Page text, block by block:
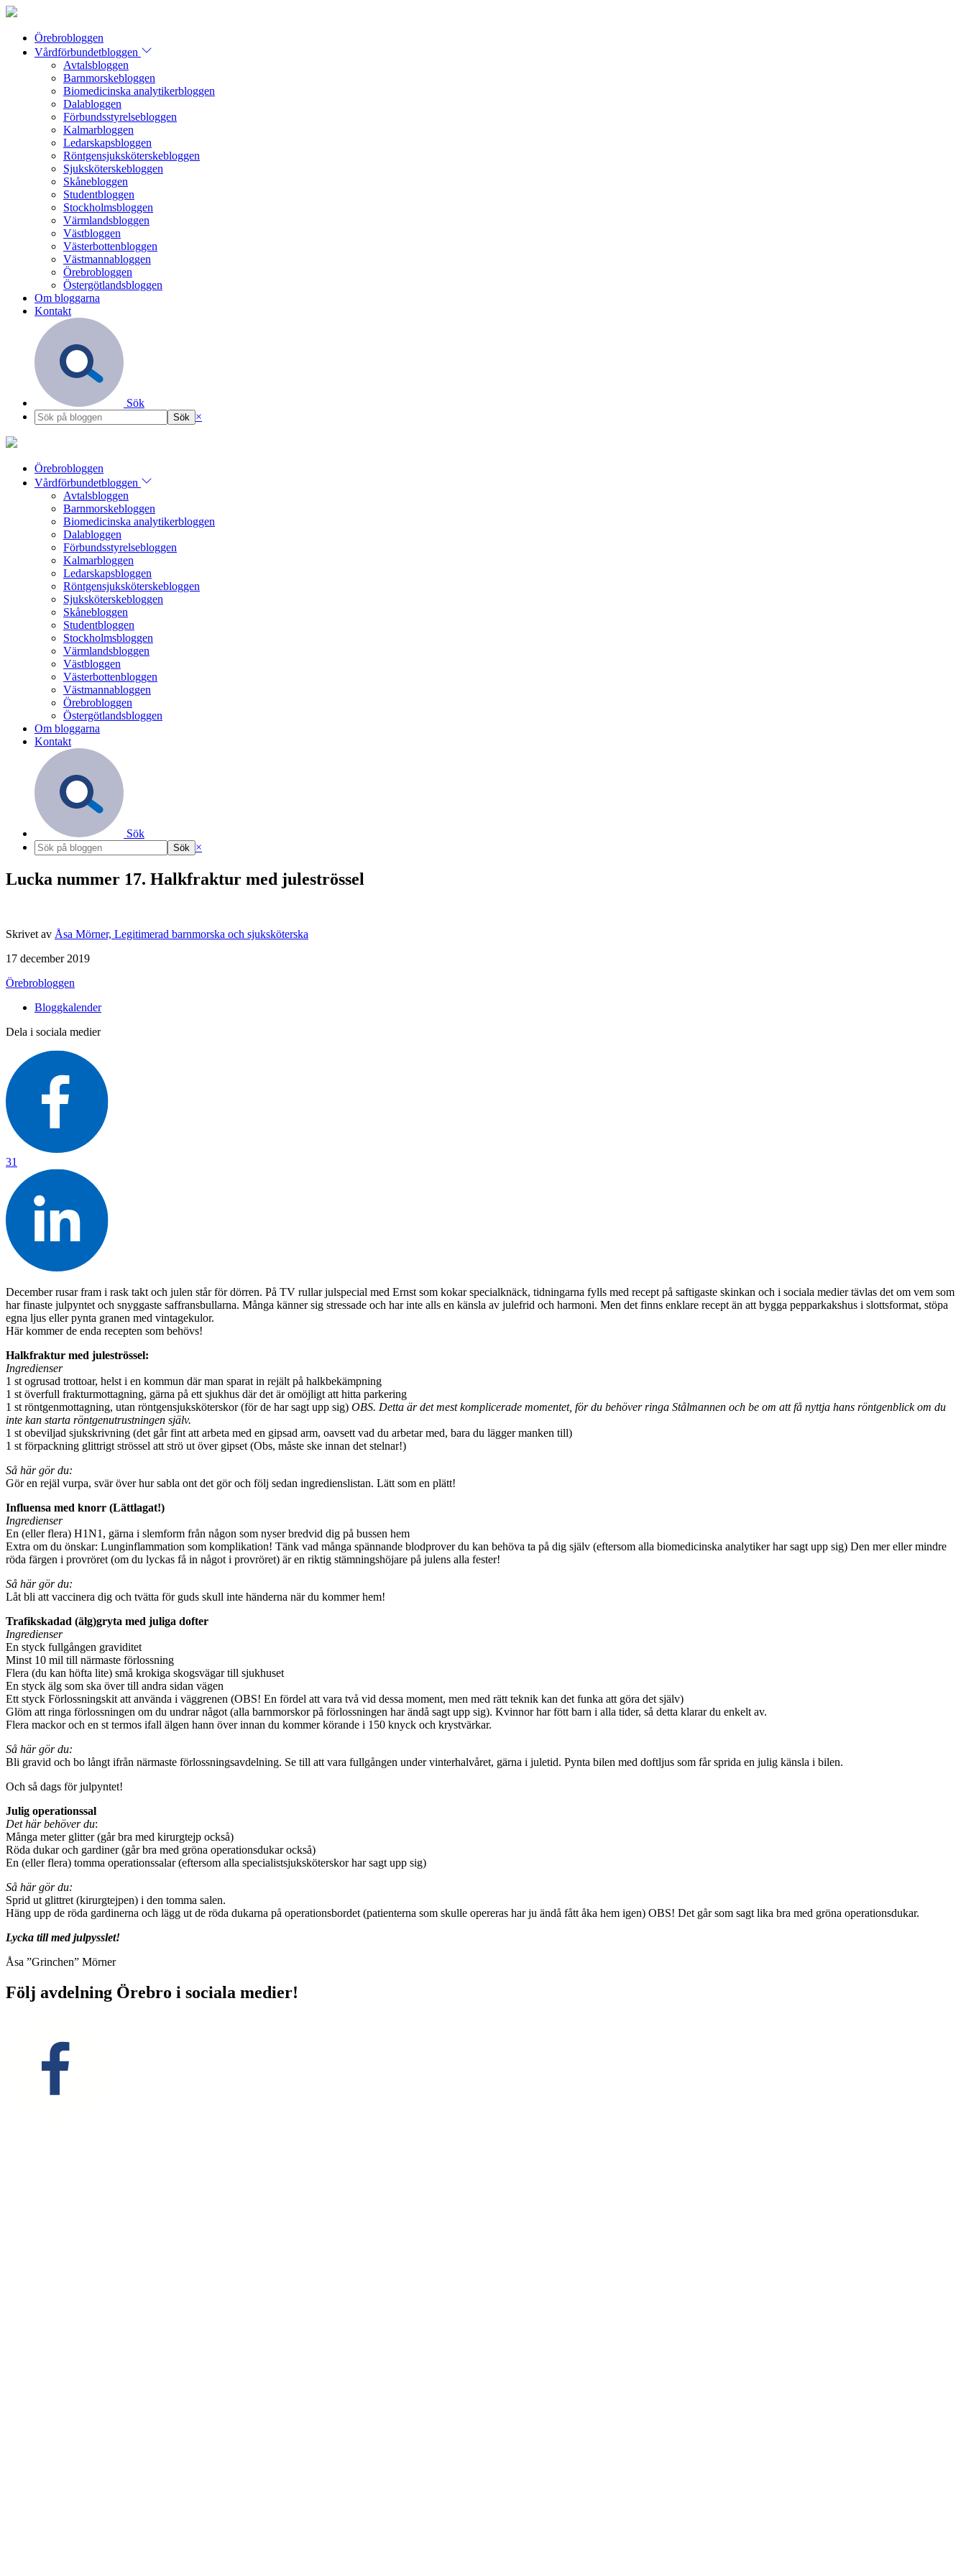
Örebrobloggen
Vårdförbundetbloggen
Avtalsbloggen
Barnmorskebloggen
Biomedicinska analytikerbloggen
Dalabloggen
Förbundsstyrelsebloggen
Kalmarbloggen
Ledarskapsbloggen
Röntgensjuksköterskebloggen
Sjuksköterskebloggen
Skånebloggen
Studentbloggen
Stockholmsbloggen
Värmlandsbloggen
Västbloggen
Västerbottenbloggen
Västmannabloggen
Örebrobloggen
Östergötlandsbloggen
Om bloggarna
Kontakt
Sök
×
Örebrobloggen
Vårdförbundetbloggen
Avtalsbloggen
Barnmorskebloggen
Biomedicinska analytikerbloggen
Dalabloggen
Förbundsstyrelsebloggen
Kalmarbloggen
Ledarskapsbloggen
Röntgensjuksköterskebloggen
Sjuksköterskebloggen
Skånebloggen
Studentbloggen
Stockholmsbloggen
Värmlandsbloggen
Västbloggen
Västerbottenbloggen
Västmannabloggen
Örebrobloggen
Östergötlandsbloggen
Om bloggarna
Kontakt
Sök
×
Lucka nummer 17. Halkfraktur med juleströssel
Skrivet av Åsa Mörner, Legitimerad barnmorska och sjuksköterska
17 december 2019
Örebrobloggen
Bloggkalender
Dela i sociala medier
31
December rusar fram i rask takt och julen står för dörren. På TV rullar julspecial med Ernst som kokar specialknäck, tidningarna fylls med recept på saftigaste skinkan och i sociala medier tävlas det om vem som
har finaste julpyntet och snyggaste saffransbullarna. Många känner sig stressade och har inte alls en känsla av julefrid och harmoni. Men det finns enklare recept än att bygga pepparkakshus i slottsformat, stöpa
egna ljus eller pynta granen med vintagekulor.
Här kommer de enda recepten som behövs!
Halkfraktur med juleströssel:
Ingredienser
1 st ogrusad trottoar, helst i en kommun där man sparat in rejält på halkbekämpning
1 st överfull frakturmottagning, gärna på ett sjukhus där det är omöjligt att hitta parkering
1 st röntgenmottagning, utan röntgensjuksköterskor (för de har sagt upp sig) OBS. Detta är det mest komplicerade momentet, för du behöver ringa Stålmannen och be om att få nyttja hans röntgenblick om du
inte kan starta röntgenutrustningen själv.
1 st obeviljad sjukskrivning (det går fint att arbeta med en gipsad arm, oavsett vad du arbetar med, bara du lägger manken till)
1 st förpackning glittrigt strössel att strö ut över gipset (Obs, måste ske innan det stelnar!)
Så här gör du:
Gör en rejäl vurpa, svär över hur sabla ont det gör och följ sedan ingredienslistan. Lätt som en plätt!
Influensa med knorr (Lättlagat!)
Ingredienser
En (eller flera) H1N1, gärna i slemform från någon som nyser bredvid dig på bussen hem
Extra om du önskar: Lunginflammation som komplikation! Tänk vad många spännande blodprover du kan behöva ta på dig själv (eftersom alla biomedicinska analytiker har sagt upp sig) Den mer eller mindre
röda färgen i provröret (om du lyckas få in något i provröret) är en riktig stämningshöjare på julens alla fester!
Så här gör du:
Låt bli att vaccinera dig och tvätta för guds skull inte händerna när du kommer hem!
Trafikskadad (älg)gryta med juliga dofter
Ingredienser
En styck fullgången graviditet
Minst 10 mil till närmaste förlossning
Flera (du kan höfta lite) små krokiga skogsvägar till sjukhuset
En styck älg som ska över till andra sidan vägen
Ett styck Förlossningskit att använda i väggrenen (OBS! En fördel att vara två vid dessa moment, men med rätt teknik kan det funka att göra det själv)
Glöm att ringa förlossningen om du undrar något (alla barnmorskor på förlossningen har ändå sagt upp sig). Kvinnor har fött barn i alla tider, så detta klarar du enkelt av.
Flera mackor och en st termos ifall älgen hann över innan du kommer körande i 150 knyck och krystvärkar.
Så här gör du:
Bli gravid och bo långt ifrån närmaste förlossningsavdelning. Se till att vara fullgången under vinterhalvåret, gärna i juletid. Pynta bilen med doftljus som får sprida en julig känsla i bilen.
Och så dags för julpyntet!
Julig operationssal
Det här behöver du:
Många meter glitter (går bra med kirurgtejp också)
Röda dukar och gardiner (går bra med gröna operationsdukar också)
En (eller flera) tomma operationssalar (eftersom alla specialistsjuksköterskor har sagt upp sig)
Så här gör du:
Sprid ut glittret (kirurgtejpen) i den tomma salen.
Häng upp de röda gardinerna och lägg ut de röda dukarna på operationsbordet (patienterna som skulle opereras har ju ändå fått åka hem igen) OBS! Det går som sagt lika bra med gröna operationsdukar.
Lycka till med julpysslet!
Åsa ”Grinchen” Mörner
Följ avdelning Örebro i sociala medier!